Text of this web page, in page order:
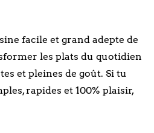
facile et grand adepte de
les plats du quotidien
et pleines de goût. Si tu
rapides et 100% plaisir,